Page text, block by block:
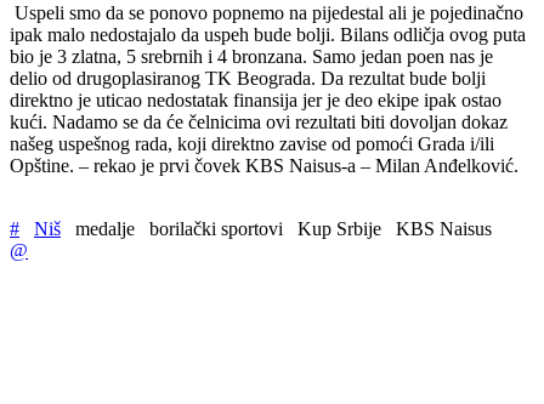
Uspeli smo da se ponovo popnemo na pijedestal ali je pojedinačno
ipak malo nedostajalo da uspeh bude bolji. Bilans odličja ovog puta
bio je 3 zlatna, 5 srebrnih i 4 bronzana. Samo jedan poen nas je
delio od drugoplasiranog TK Beograda. Da rezultat bude bolji
direktno je uticao nedostatak finansija jer je deo ekipe ipak ostao
kući. Nadamo se da će čelnicima ovi rezultati biti dovoljan dokaz
našeg uspešnog rada, koji direktno zavise od pomoći Grada i/ili
Opštine. – rekao je prvi čovek KBS Naisus-a – Milan Anđelković.
# Niš medalje borilački sportovi Kup Srbije
KBS Naisus
@